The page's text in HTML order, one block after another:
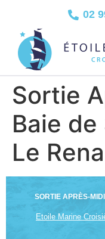
02
Sortie
Baie
Le
SORTIE APRÈS-
Etoile Marine